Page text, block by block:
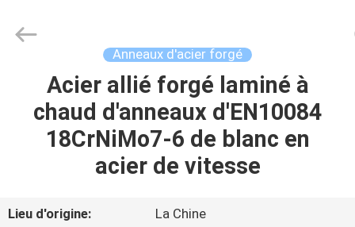
MAISON
PRODUITS
Forging
Anneaux d'acier forgé
Acier allié forgé laminé à
chaud d'anneaux d'EN10084
18CrNiMo7-6 de blanc en
acier de vitesse
Lieu d'origine:
La Chine